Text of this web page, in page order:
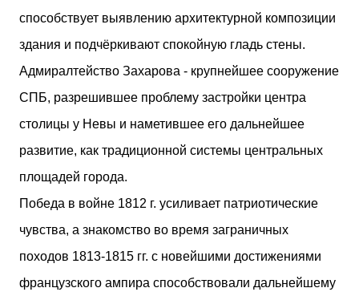
способствует выявлению архитектурной композиции
здания и подчёркивают спокойную гладь стены.
Адмиралтейство Захарова - крупнейшее сооружение
СПБ, разрешившее проблему застройки центра
столицы у Невы и наметившее его дальнейшее
развитие, как традиционной системы центральных
площадей города.
Победа в войне 1812 г. усиливает патриотические
чувства, а знакомство во время заграничных
походов 1813-1815 гг. с новейшими достижениями
французского ампира способствовали дальнейшему